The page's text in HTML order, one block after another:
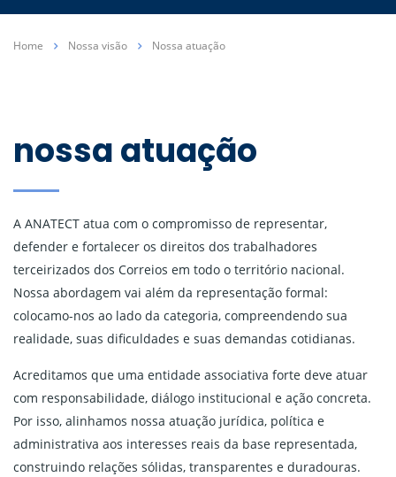
Home Nossa visão Nossa atuação
nossa atuação
A ANATECT atua com o compromisso de representar,
defender e fortalecer os direitos dos trabalhadores
terceirizados dos Correios em todo o território nacional.
Nossa abordagem vai além da representação formal:
colocamo-nos ao lado da categoria, compreendendo sua
realidade, suas dificuldades e suas demandas cotidianas.
Acreditamos que uma entidade associativa forte deve atuar
com responsabilidade, diálogo institucional e ação concreta.
Por isso, alinhamos nossa atuação jurídica, política e
administrativa aos interesses reais da base representada,
construindo relações sólidas, transparentes e duradouras.